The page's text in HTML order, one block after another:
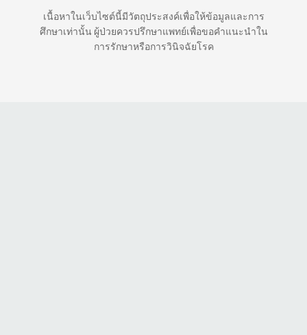
เนื้อหาในเว็บไซต์นี้มีวัตถุประสงค์เพื่อให้ข้อมูลและการ
ศึกษาเท่านั้น ผู้ป่วยควรปรึกษาแพทย์เพื่อขอคำแนะนำใน
การรักษาหรือการวินิจฉัยโรค